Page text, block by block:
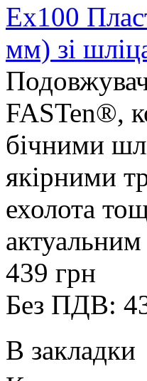
Ex100
мм) зі
FASTen®,
бічними
якірними
ехолота
439 грн
Без ПДВ:
В закладки